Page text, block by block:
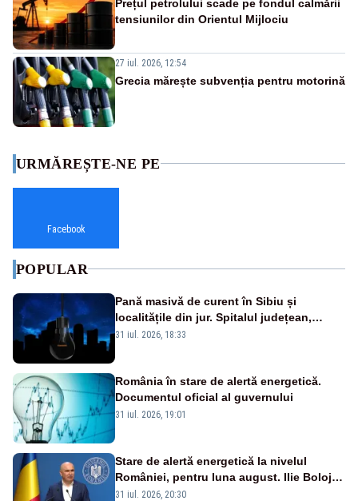
Prețul petrolului scade pe fondul calmării
tensiunilor din Orientul Mijlociu
27 iul. 2026, 12:54
Grecia mărește subvenția pentru motorină
URMĂREȘTE-NE PE
Facebook
POPULAR
Pană masivă de curent în Sibiu și
localitățile din jur. Spitalul județean,
semafoarele, rețelele de telefonie, grav
31 iul. 2026, 18:33
România în stare de alertă energetică.
Documentul oficial al guvernului
31 iul. 2026, 19:01
Stare de alertă energetică la nivelul
României, pentru luna august. Ilie Bolojan
a anunțat importuri și posibile restricții –
31 iul. 2026, 20:30